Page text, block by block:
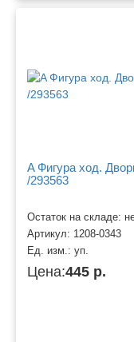
A Фигура ход.
/293563
Остаток на складе:
Артикул: 1208-0343
Ед. изм.: уп.
Цена:445 р.